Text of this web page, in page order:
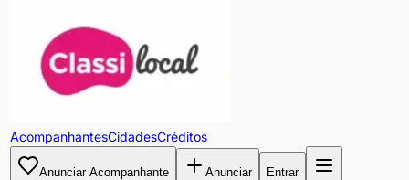
AcompanhantesCidadesCréditos
Anunciar Acompanhante Anunciar Entrar